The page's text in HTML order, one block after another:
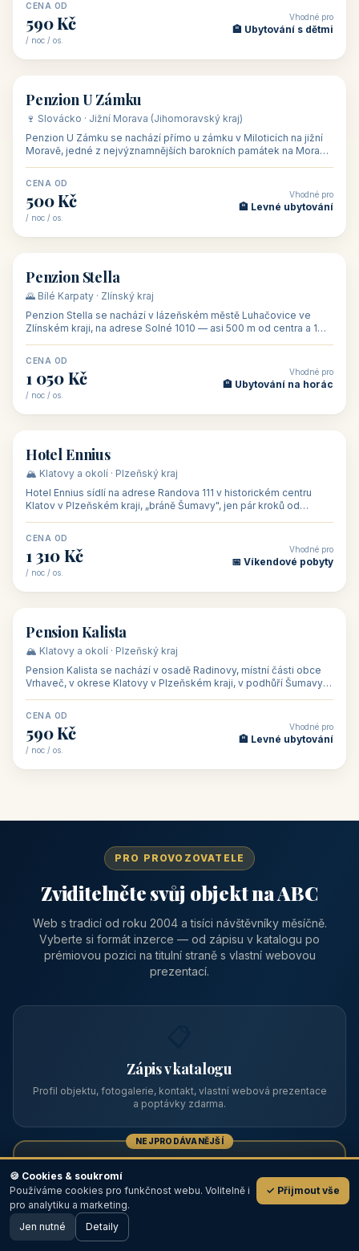
CENA OD
590 Kč
/ noc / os.
Vhodné pro
🏨 Ubytování s dětmi
🏡 penzion
Penzion U Zámku
🍷 Slovácko · Jižní Morava (Jihomoravský kraj)
Penzion U Zámku se nachází přímo u zámku v Miloticích na jižní
Moravě, jedné z nejvýznamnějších barokních památek na Moravě,
CENA OD
500 Kč
/ noc / os.
Vhodné pro
🏨 Levné ubytování
🏡 penzion
Penzion Stella
🌄 Bílé Karpaty · Zlínský kraj
Penzion Stella se nachází v lázeňském městě Luhačovice ve
Zlínském kraji, na adrese Solné 1010 — asi 500 m od centra a 1
CENA OD
1 050 Kč
/ noc / os.
Vhodné pro
🏨 Ubytování na horác
🏨 hotel
Hotel Ennius
🏔️ Klatovy a okolí · Plzeňský kraj
Hotel Ennius sídlí na adrese Randova 111 v historickém centru
Klatov v Plzeňském kraji, „bráně Šumavy", jen pár kroků od
CENA OD
1 310 Kč
/ noc / os.
Vhodné pro
📅 Víkendové pobyty
🏡 penzion
Pension Kalista
🏔️ Klatovy a okolí · Plzeňský kraj
Pension Kalista se nachází v osadě Radinovy, místní části obce
Vrhaveč, v okrese Klatovy v Plzeňském kraji, v podhůří Šumavy
CENA OD
590 Kč
/ noc / os.
Vhodné pro
🏨 Levné ubytování
PRO PROVOZOVATELE
Zviditelněte svůj objekt na ABC
Web s tradicí od roku 2004 a tisíci návštěvníky měsíčně.
Vyberte si formát inzerce — od zápisu v katalogu po
prémiovou pozici na titulní straně s vlastní webovou
prezentací.
Zápis v katalogu
Profil objektu, fotogalerie, kontakt, vlastní webová prezentace
a poptávky zdarma.
NEJPRODÁVANĚJŠÍ
Prémiový partner
TOP pozice na titulce, přednost ve výpisech, zlatý odznak a
💬
🖥️ Desktop verze
🍪 Cookies & soukromí
Používáme cookies pro funkčnost webu. Volitelně i
pro analytiku a marketing.
✓ Přijmout vše
Jen nutné Detaily